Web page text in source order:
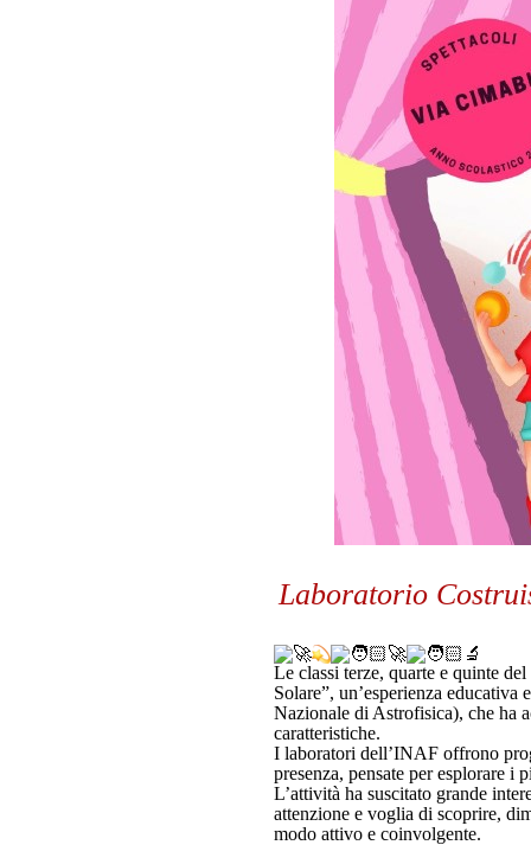
Laboratorio
Le classi terze, quarte e quinte
Solare”, un’esperienza
Nazionale di Astrofisica), che ha
caratteristiche.
I laboratori dell’INAF offrono
presenza, pensate per esplorare i
L’attività ha suscitato grande
attenzione e voglia di scoprire,
modo attivo e coinvolgente.